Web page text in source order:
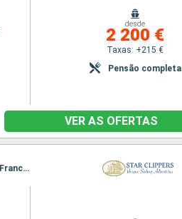
desde
2 200 €
Taxas: +215 €
Pensão completa
VER AS OFERTAS
Itinerário : Philippsburg, Road Bay, Jost Van Dyke, Sopers Hole, Norman Island, Canal de St. Francis Drake, Spanish Town, Ilhas Virgens, Basseterre (St Kitts), South Friar s (praia), Gustavia, Philippsburg